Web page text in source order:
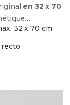
en 32 x 70
32 x 70 cm
recto